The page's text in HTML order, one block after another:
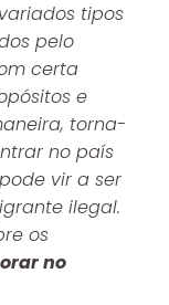
tipos
pelo
certa
e
torna-
no país
vir a ser
ilegal.
os
no